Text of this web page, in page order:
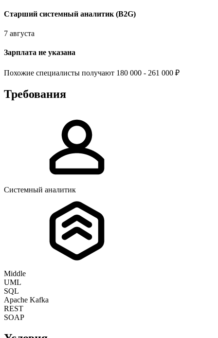
Старший системный аналитик (B2G)
7 августа
Зарплата не указана
Похожие специалисты получают 180 000 - 261 000 ₽
Требования
Системный аналитик
Middle
UML
SQL
Apache Kafka
REST
SOAP